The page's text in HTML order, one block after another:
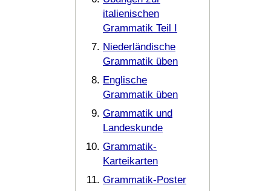
italienischen
Grammatik Teil I
Niederländische
Grammatik üben
Englische
Grammatik üben
Grammatik und
Landeskunde
Grammatik-
Karteikarten
Grammatik-Poster